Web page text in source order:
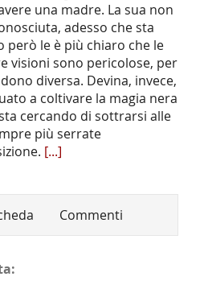
una madre. La sua non
adesso che sta
però le è più chiaro che le
visioni sono pericolose, per
diversa. Devina, invece,
a coltivare la magia nera
cercando di sottrarsi alle
più serrate
[...]
Commenti